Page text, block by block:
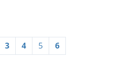
3 4 5
6